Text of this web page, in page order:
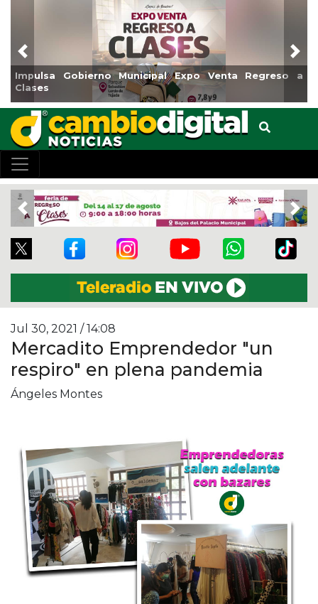
Gobierno Municipal Expo Venta Regreso a
Previous
Previous
Jul 30, 2021 / 14:08
Mercadito Emprendedor "un
respiro" en plena pandemia
Ángeles Montes